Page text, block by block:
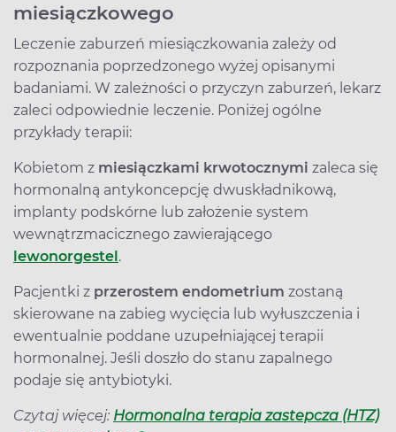
miesiączkowego
Leczenie zaburzeń miesiączkowania zależy od
rozpoznania poprzedzonego wyżej opisanymi
badaniami. W zależności o przyczyn zaburzeń, lekarz
zaleci odpowiednie leczenie. Poniżej ogólne
przykłady terapii:
Kobietom z miesiączkami krwotocznymi zaleca się
hormonalną antykoncepcję dwuskładnikową,
implanty podskórne lub założenie system
wewnątrzmacicznego zawierającego
lewonorgestel.
Pacjentki z przerostem endometrium zostaną
skierowane na zabieg wycięcia lub wyłuszczenia i
ewentualnie poddane uzupełniającej terapii
hormonalnej. Jeśli doszło do stanu zapalnego
podaje się antybiotyki.
Czytaj więcej: Hormonalna terapia zastepcza (HTZ)